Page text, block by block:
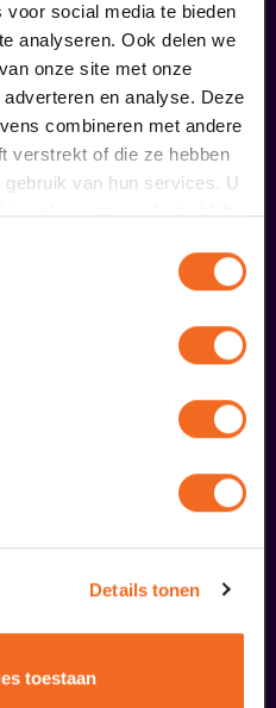
social media te bieden
analyseren. Ook delen we
onze site met onze
en analyse. Deze
combineren met andere
verstrekt of die ze hebben
van hun services. U
als u onze website blijft
Details tonen
toestaan